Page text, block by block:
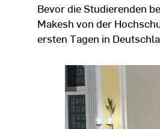
Bevor die Studierenden
Makesh von der
ersten Tagen in
Hochschule
RheinMain